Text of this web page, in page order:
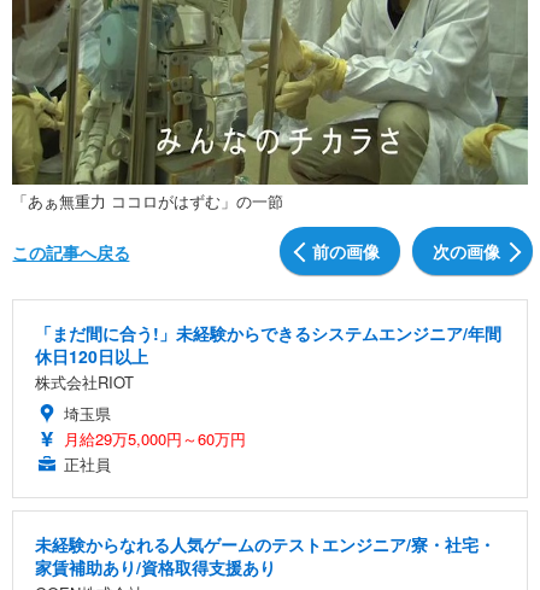
「あぁ無重力 ココロがはずむ」の一節
前の画像 次の画像
この記事へ戻る
「まだ間に合う!」未経験からできるシステムエンジニア/年間
休日120日以上
株式会社RIOT
埼玉県
月給29万5,000円～60万円
正社員
未経験からなれる人気ゲームのテストエンジニア/寮・社宅・
家賃補助あり/資格取得支援あり